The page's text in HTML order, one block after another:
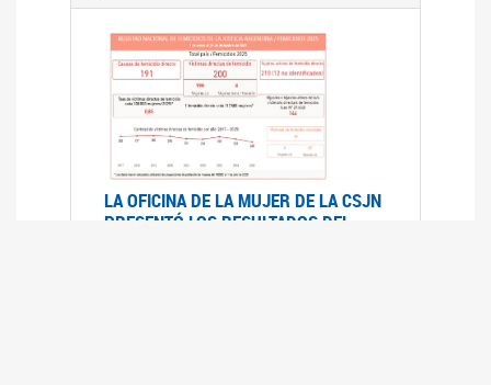
LA OFICINA DE LA MUJER DE LA CSJN
PRESENTÓ LOS RESULTADOS DEL